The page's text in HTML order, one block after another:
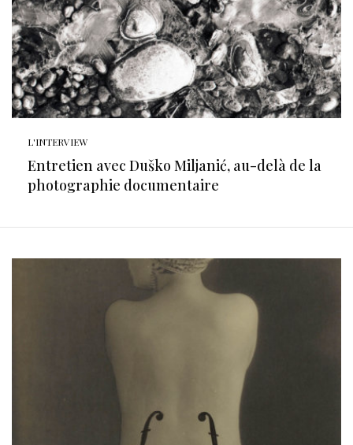
L'INTERVIEW
Entretien avec Duško Miljanić, au-delà de la
photographie documentaire